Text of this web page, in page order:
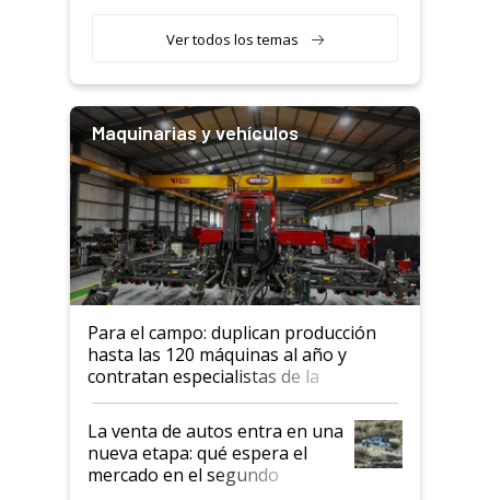
Ver todos los temas
Maquinarias y vehículos
Para el campo: duplican producción
hasta las 120 máquinas al año y
contratan especialistas de la
industria automotriz para lograrlo
La venta de autos entra en una
nueva etapa: qué espera el
mercado en el segundo